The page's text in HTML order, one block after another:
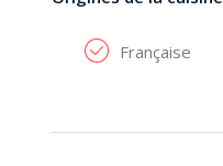
Française